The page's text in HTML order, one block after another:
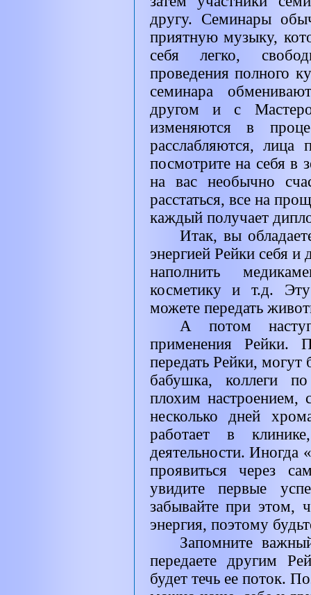
другу. Семинары
приятную музыку,
себя легко,
проведения полного
семинара
другом и с
изменяются в
расслабляются,
посмотрите на себя в
на вас необычно
расстаться, все на
каждый получает
Итак, вы
энергией Рейки себя
наполнить
косметику и т.д.
можете передать
А потом
применения Рейки.
передать Рейки, могут
бабушка, коллеги
плохим настроением,
несколько дней
работает в
деятельности. Иногда
проявиться через
увидите первые
забывайте при этом,
энергия, поэтому
Запомните
передаете другим
будет течь ее поток.